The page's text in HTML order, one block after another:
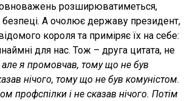
повноважень розширюватиметься,
безпеці. А очолює державу президент,
короля та приміряє їх на себе:
для нас. Тож – друга цитата, не
я промовчав, тому що не був
нічого, тому що не був комуністом.
профспілки і не сказав нічого. Потім